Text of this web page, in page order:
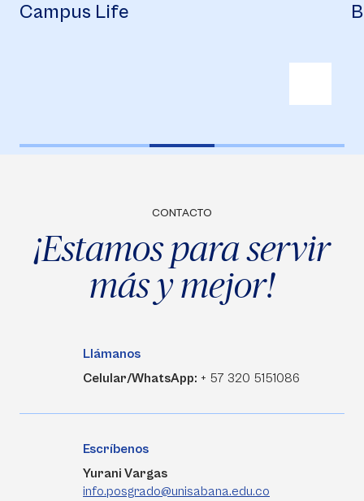
Campus Life
CONTACTO
¡Estamos para servir
más y mejor!
Llámanos
Celular/WhatsApp: + 57 320 5151086
Escríbenos
Yurani Vargas
info.posgrado@unisabana.edu.co